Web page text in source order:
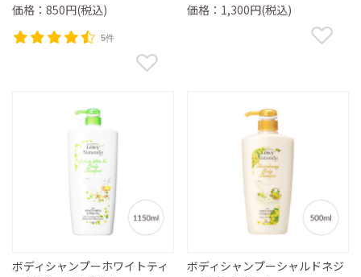
価格：850円(税込)
5件
価格：1,300円(税込)
ボディシャンプーホワイトティ
ボディシャンプーシャルドネジ